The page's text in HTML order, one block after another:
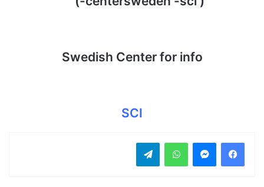
Swedish Center for info
SCI
فيسبوك واتساب